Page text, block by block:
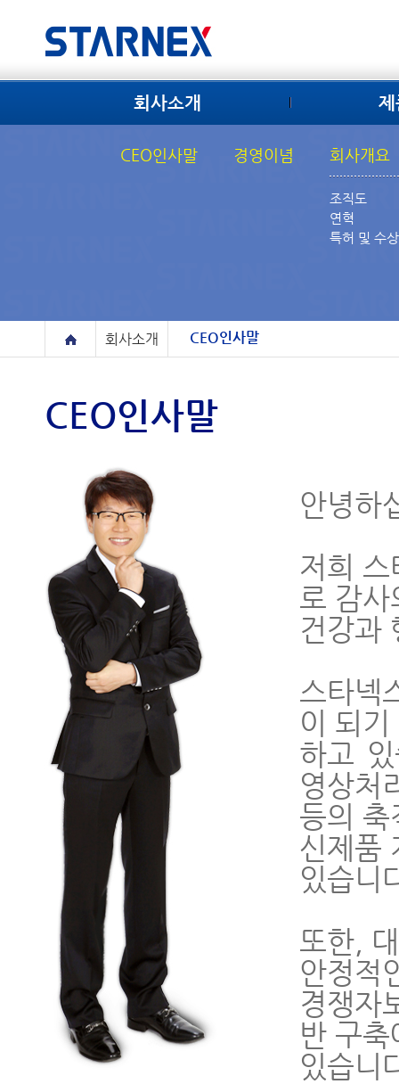
회사소개
CEO인사말 경영이념 회사개요
조직도
연혁
특허 및 수
제
회사소개 CEO인사말
CEO인사말
안녕하
저희
로 감사
건강과
스타넥
이 되
하고
영상처
등의
신제품
있습니
또한,
안정적
경쟁자
반 구
있습니